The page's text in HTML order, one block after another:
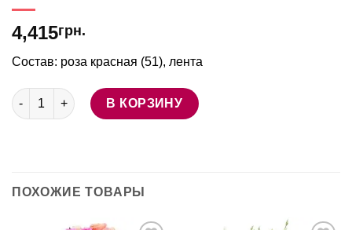
4,415грн.
Состав: роза красная (51), лента
Количество товара 51 красная роза в упаковке
В КОРЗИНУ
ПОХОЖИЕ ТОВАРЫ